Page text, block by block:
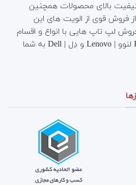
بالای محصولات همچنین
فروش قوی از الویت های این
لپ تاپ هایی با انواع و اقسام
برندهایی نظیر اچ پی | HP لنوو | Lenovo و دِل | Dell به شما